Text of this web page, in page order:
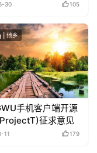
30 105
| 他乡
手机客户端开源
征求意见
11 179